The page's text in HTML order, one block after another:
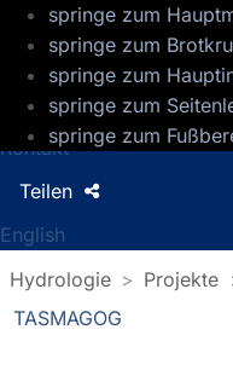
springe zum
springe zum
springe zum
springe zum
springe zum
GFZ
Presse
Jobs
Kontakt
English
Teilen
Hydrologie Projekte
TASMAGOG